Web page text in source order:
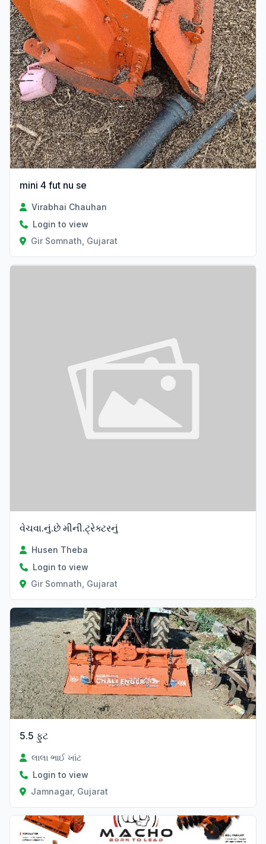
mini 4 fut nu se
Virabhai Chauhan
Login to view
Gir Somnath, Gujarat
વેચવા.નું.છે મીની.ટ્રેક્ટરનું
Husen Theba
Login to view
Gir Somnath, Gujarat
Verified
5.5 ફુટ
લાલા ભાઈ ખાંટ
Login to view
Jamnagar, Gujarat
Verified